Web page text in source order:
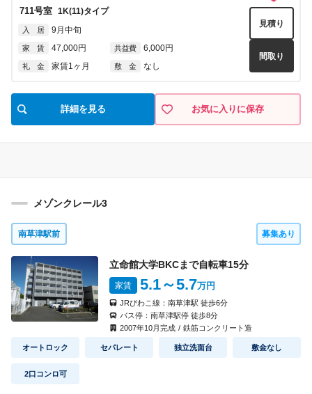
礼 金 なし
間取り
入 居 即入居可
家 賃 54,000円 5,000円
家 賃 54,000円
礼 金 なし
4015号室 タイプ
入 居 即入居可
家 賃 54,000円 共益費 5,000円
なし 敷 金 なし
4017 号室
入 居 即入居可
711号室 1K(11)タイプ
入 居 9月中旬
家 賃 47,000円 共益費 6,000円
礼 金 家賃1ヶ月 敷 金 なし
見積り
間取り
詳細を見る お気に入りに保存
メゾンクレール3
南草津駅前 募集あり
立命館大学BKCまで自転車15分
家賃 5.1～5.7万円
JRびわこ線： 南草津駅 徒歩6分
バス停： 南草津駅停徒歩8分
2007年10月完成 / 鉄筋コンクリート造
オートロック セパレート 独立洗面台 敷金なし
2口コンロ可